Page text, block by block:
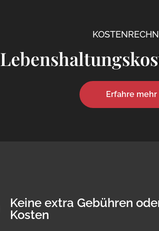
Erfahre mehr
Keine extra Gebühren
Kosten